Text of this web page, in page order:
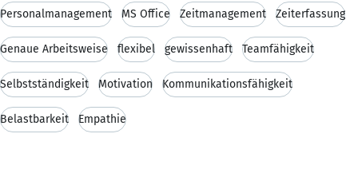
Personalmanagement MS Office Zeitmanagement Zeiterfassung
Genaue Arbeitsweise flexibel gewissenhaft Teamfähigkeit
Selbstständigkeit Motivation Kommunikationsfähigkeit
Belastbarkeit Empathie